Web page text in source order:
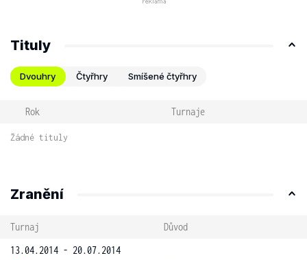
Tituly
Dvouhry Čtyřhry Smíšené čtyřhry
Rok Turnaje
Žádné tituly
Zranění
Turnaj
Důvod
13.04.2014 - 20.07.2014